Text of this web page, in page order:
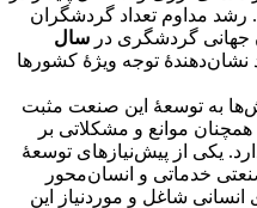
مداوم تعداد گردشگران
جهانی گردشگری در سال
نشان‌دهندۀ توجه ویژۀ کشورها
به توسعۀ این صنعت مثبت
موانع و مشکلاتی بر
یکی از پیش‌نیازهای توسعۀ
خدماتی و انسان‌محور
شاغل و موردنیاز این